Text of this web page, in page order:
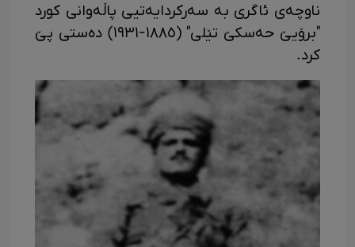
ناوچەی ئاگری بە سەرکردایەتیی پاڵەوانی کورد
"برۆیێ حەسکێ تێلی" (١٨٨٥-١٩٣١) دەستی پێ
کرد.